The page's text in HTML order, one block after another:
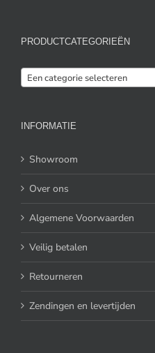
PRODUCTCATEGORIEËN
Een categorie selecteren
INFORMATIE
Showroom
Over ons
Algemene Voorwaarden
Veilig betalen
Retourneren
Zendingen en levertijden